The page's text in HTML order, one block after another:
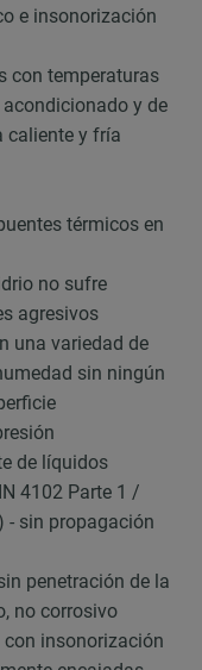
e insonorización
con temperaturas
y de
caliente y fría
térmicos en
no sufre
agresivos
una variedad de
sin ningún
de líquidos
4102 Parte 1 /
- sin propagación
penetración de la
no corrosivo
con insonorización